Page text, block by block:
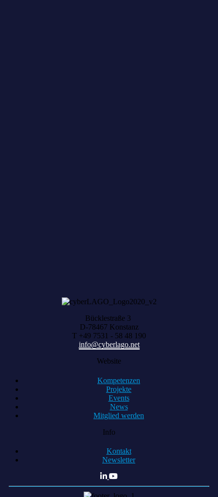
Bücklestraße 3
D-78467 Konstanz
T +49 7531 - 58 48 190
info@cyberlago.net
Website
Kompetenzen
Projekte
Events
News
Mitglied werden
Info
Kontakt
Newsletter